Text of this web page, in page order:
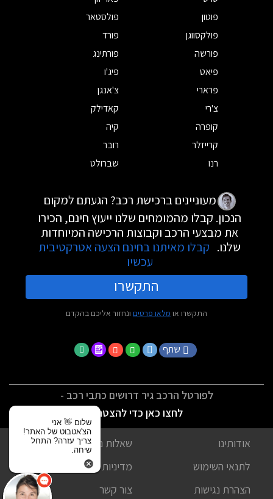
פוטון
פולסטאר
פולקסווגן
פורד
פורשה
פורתינג
פיאט
פיג'ו
פרארי
צ'אנגן
צ'רי
קאדילק
קופרה
קיה
קרייזלר
רובר
רנו
שברולט
מעוניינים ברכישת רכב? הגעתם למקום
הנכון. קבלו מהמומחים שלנו ייעוץ חינם, הכירו
את מבצעי הרכב וקבוצות הרכישה המיוחדות
שלנו. קבלו מאיתנו בחינם הצעה אטרקטיבית
עכשיו
התקשרו
התקשרו או מלאו פרטים ונחזור אליכם בהקדם
שתף
לפורטל הרכב גיר דרושים כתבי רכב -
לחצו כאן כדי להצטרף
אודותינו
שאלות נפוצות
לתנאי השימוש
מדיניות פרטיות
הצהרת נגישות
צור קשר
שלום 👋 אני
הצ'אטבוט של האתר!
צריך עזרה? התחל
שיחה.